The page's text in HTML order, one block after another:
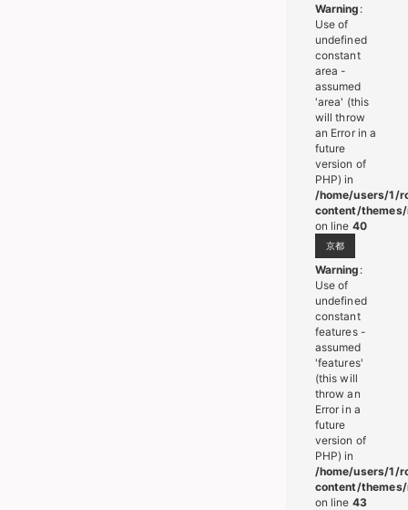
Warning :
Use of
undefined
constant
area -
assumed
'area' (this
will throw
an Error in a
future
version of
PHP) in
/home/users/1/
content/
on line 40
京都
Warning :
Use of
undefined
constant
features -
assumed
'features'
(this will
throw an
Error in a
future
version of
PHP) in
/home/users/1/
content/
on line 43